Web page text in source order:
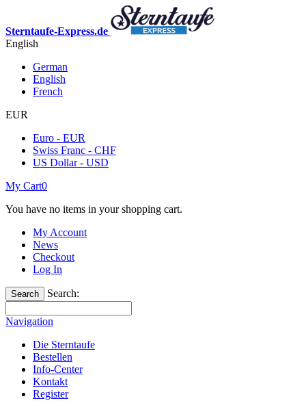
Sterntaufe-Express.de
English
German
English
French
EUR
Euro - EUR
Swiss Franc - CHF
US Dollar - USD
My Cart0
You have no items in your shopping cart.
My Account
News
Checkout
Log In
Search Search:
Navigation
Die Sterntaufe
Bestellen
Info-Center
Kontakt
Register